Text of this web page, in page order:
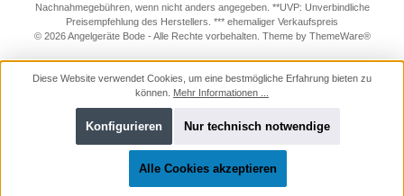
Nachnahmegebühren, wenn nicht anders angegeben. **UVP: Unverbindliche
Preisempfehlung des Herstellers. *** ehemaliger Verkaufspreis
© 2026 Angelgeräte Bode - Alle Rechte vorbehalten. Theme by ThemeWare®
Diese Website verwendet Cookies, um eine bestmögliche Erfahrung bieten zu
können. Mehr Informationen ...
Nur technisch notwendige
Konfigurieren
Alle Cookies akzeptieren